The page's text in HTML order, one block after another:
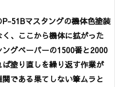
51Bマスタングの機体色塗装
、ここから機体に拡がった
グペーパーの1500番と2000
塗り直しを繰り返す作業が
である果てしない筆ムラと